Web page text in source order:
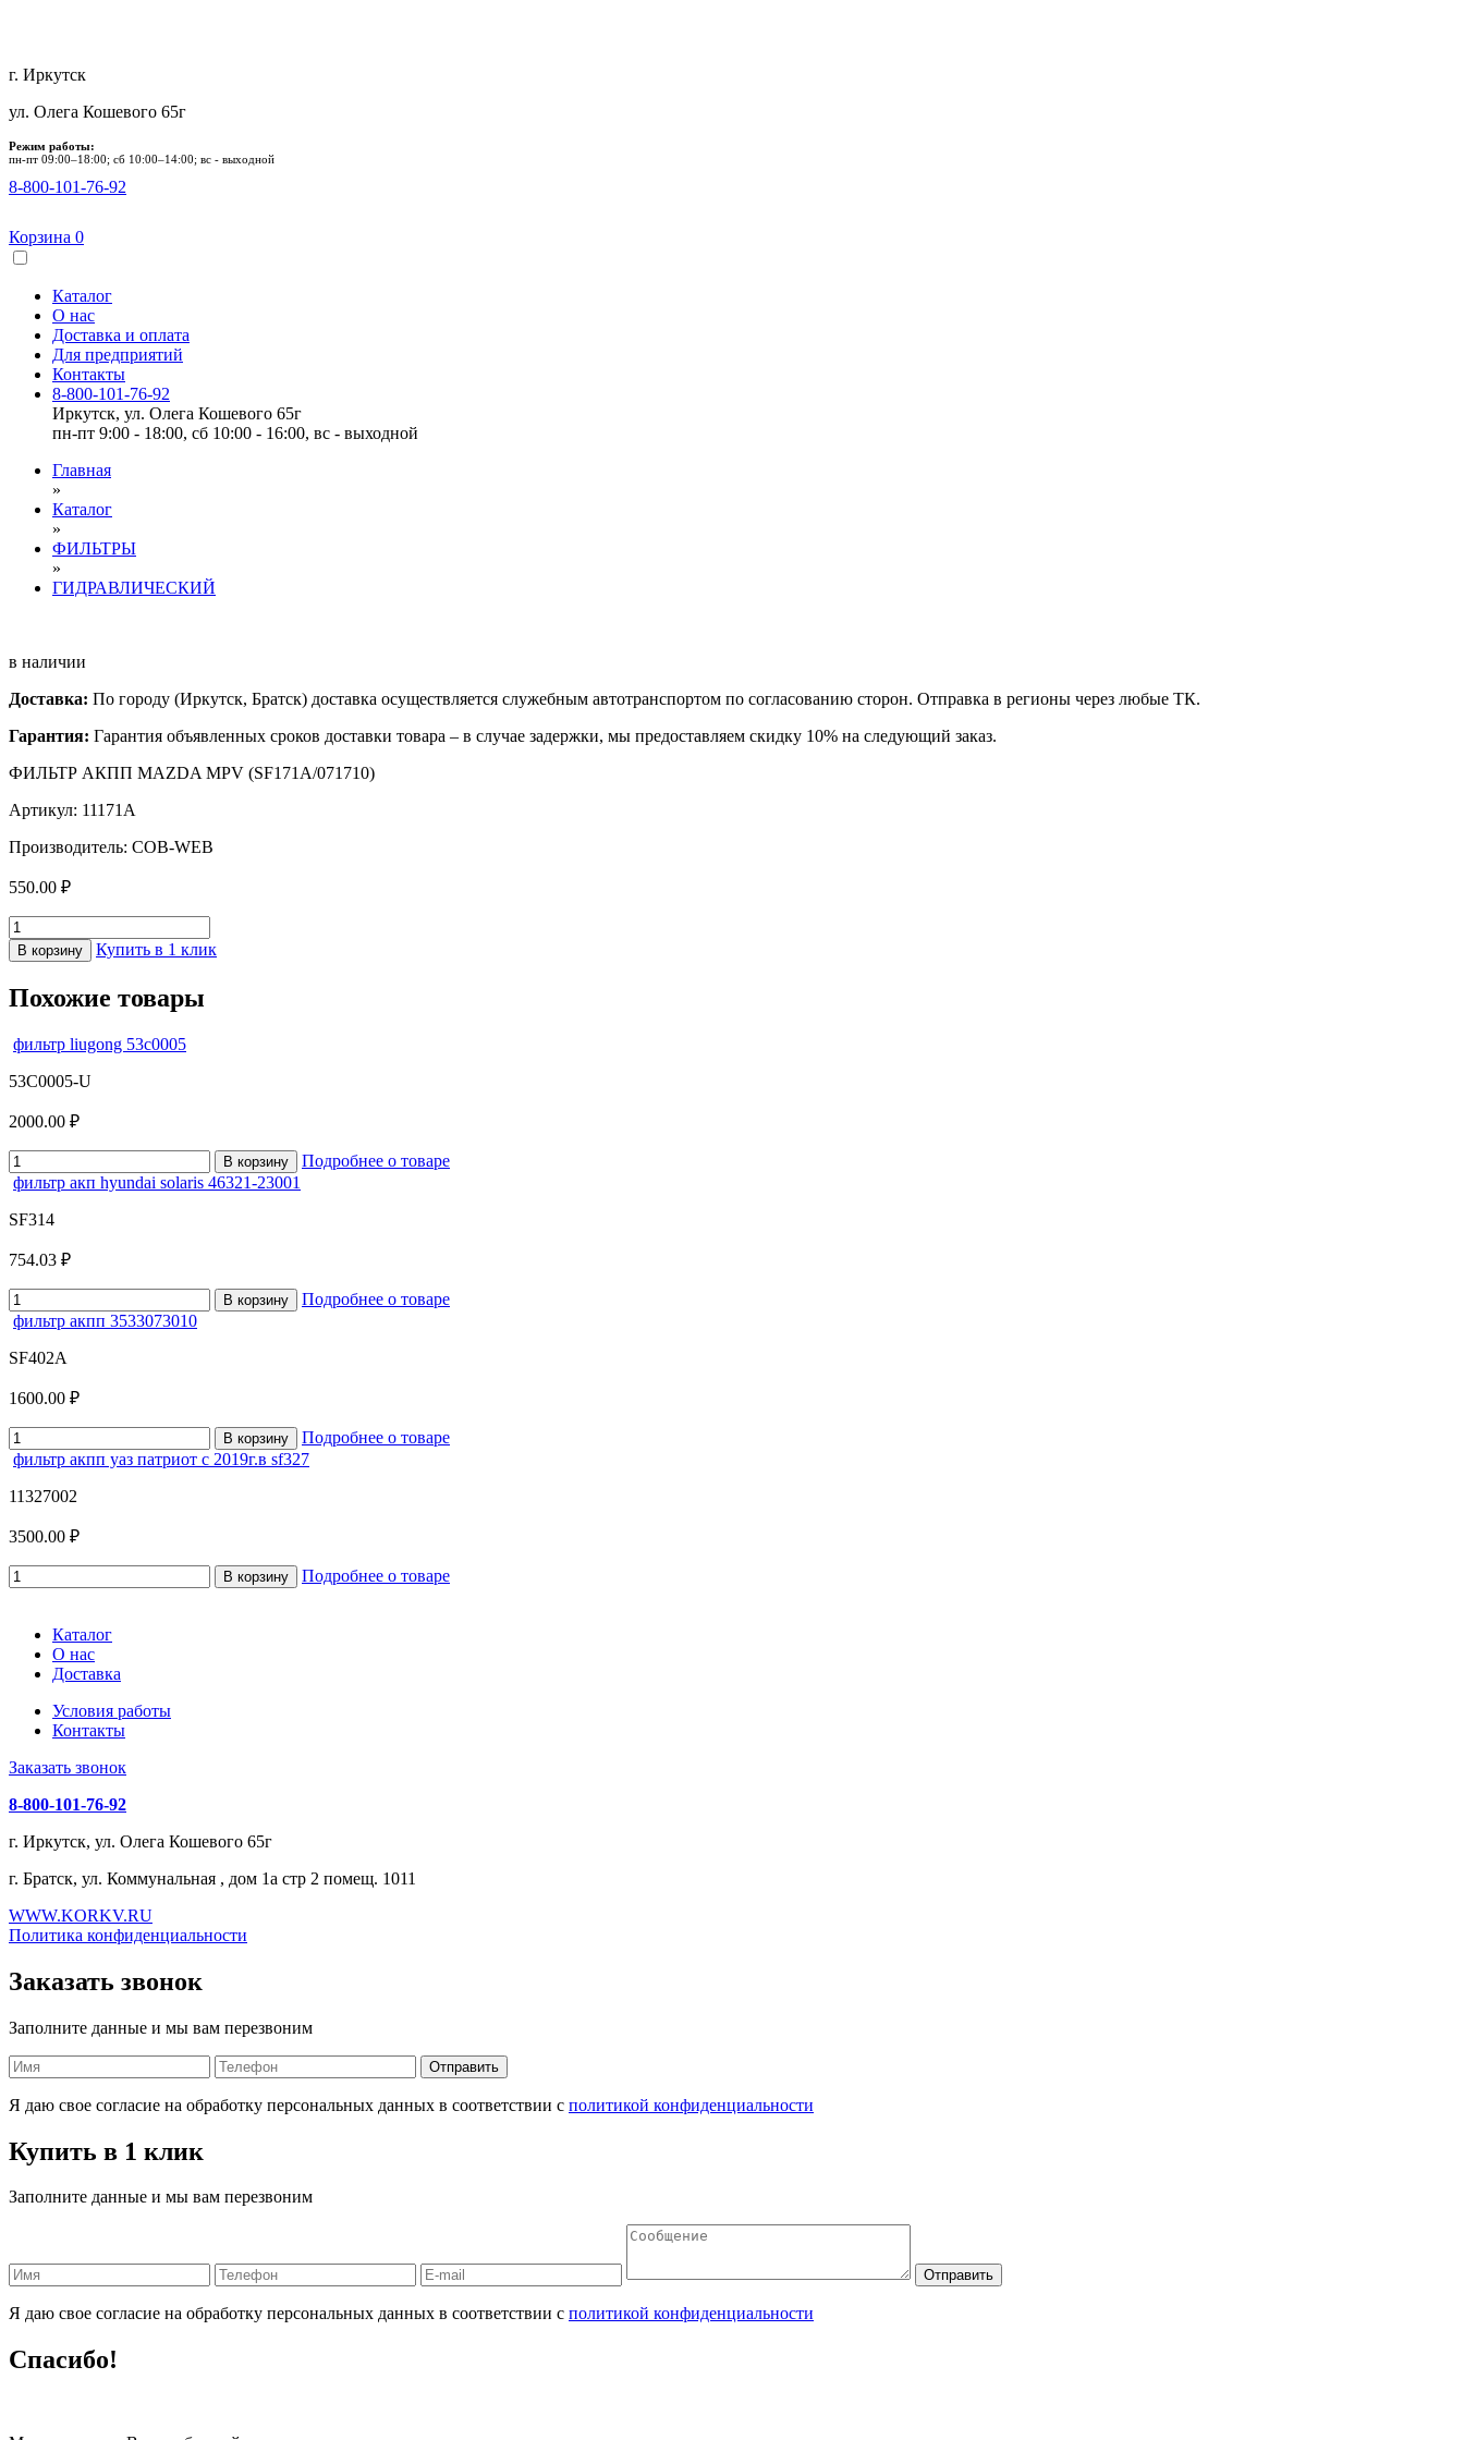
г. Иркутск
ул. Олега Кошевого 65г
Режим работы:
пн-пт 09:00–18:00; сб 10:00–14:00; вс - выходной
8-800-101-76-92
Корзина 0
Каталог
О нас
Доставка и оплата
Для предприятий
Контакты
8-800-101-76-92
Иркутск, ул. Олега Кошевого 65г
пн-пт 9:00 - 18:00, сб 10:00 - 16:00, вс - выходной
Главная
»
Каталог
»
ФИЛЬТРЫ
»
ГИДРАВЛИЧЕСКИЙ
в наличии
Доставка: По городу (Иркутск, Братск) доставка осуществляется служебным автотранспортом по согласованию сторон. Отправка в регионы через любые ТК.
Гарантия: Гарантия объявленных сроков доставки товара – в случае задержки, мы предоставляем скидку 10% на следующий заказ.
ФИЛЬТР АКПП MAZDA MPV (SF171A/071710)
Артикул: 11171A
Производитель: COB-WEB
550.00 ₽
В корзину Купить в 1 клик
Похожие товары
фильтр liugong 53c0005
53C0005-U
2000.00 ₽
В корзину
Подробнее о товаре
фильтр акп hyundai solaris 46321-23001
SF314
754.03 ₽
В корзину
Подробнее о товаре
фильтр акпп 3533073010
SF402A
1600.00 ₽
В корзину
Подробнее о товаре
фильтр акпп уаз патриот с 2019г.в sf327
11327002
3500.00 ₽
В корзину Подробнее о товаре
Каталог
О нас
Доставка
Условия работы
Контакты
Заказать звонок
8-800-101-76-92
г. Иркутск, ул. Олега Кошевого 65г
г. Братск, ул. Коммунальная , дом 1а стр 2 помещ. 1011
WWW.KORKV.RU
Политика конфиденциальности
Заказать звонок
Заполните данные и мы вам перезвоним
Я даю свое согласие на обработку персональных данных в соответствии с политикой конфиденциальности
Купить в 1 клик
Заполните данные и мы вам перезвоним
Я даю свое согласие на обработку персональных данных в соответствии с политикой конфиденциальности
Спасибо!